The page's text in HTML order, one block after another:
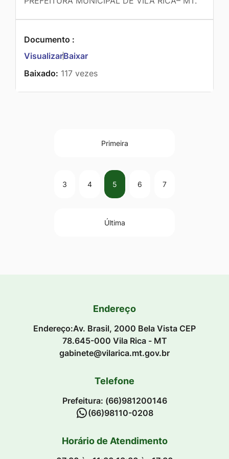
Documento :
VisualizarBaixar
Baixado: 117 vezes
Primeira
3 4 5 6 7
Última
Endereço
Endereço:Av. Brasil, 2000 Bela Vista CEP
78.645-000 Vila Rica - MT
gabinete@vilarica.mt.gov.br
Telefone
Prefeitura: (66)981200146
(66)98110-0208
Horário de Atendimento